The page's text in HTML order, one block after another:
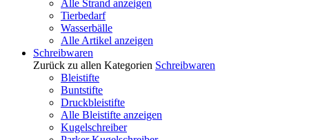
Alle Strand anzeigen
Tierbedarf
Wasserbälle
Alle Artikel anzeigen
Schreibwaren
Zurück zu allen Kategorien Schreibwaren
Bleistifte
Buntstifte
Druckbleistifte
Alle Bleistifte anzeigen
Kugelschreiber